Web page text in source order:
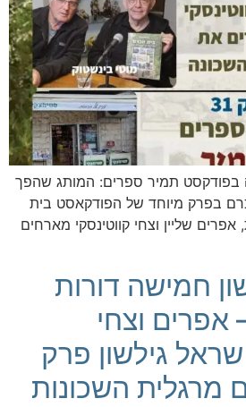
בפודקסט תמיר ספרים: המותג שהפך
בפרק מיוחד של הפודקאסט בית
שליין וצחי קווטינסקי מארחים
חמישה דורות
וצחי
גילשון פרק